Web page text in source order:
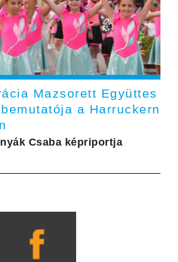
Mazsorett Együttes
a Harruckern
Csaba képriportja